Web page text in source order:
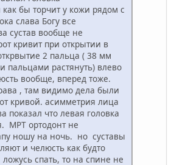
бы торчит у кожи рядом с
слава Богу все
сустав вообще не
кривит при открытии в
2 пальца ( 38 мм
пальцами растянуть) влево
вообще, вперед тоже.
, там видимо дела были
кривой. асимметрия лица
показал что левая головка
МРТ ортодонт не
ношу на ночь. но суставы
и челюсть как будто
ложусь спать, то на спине не